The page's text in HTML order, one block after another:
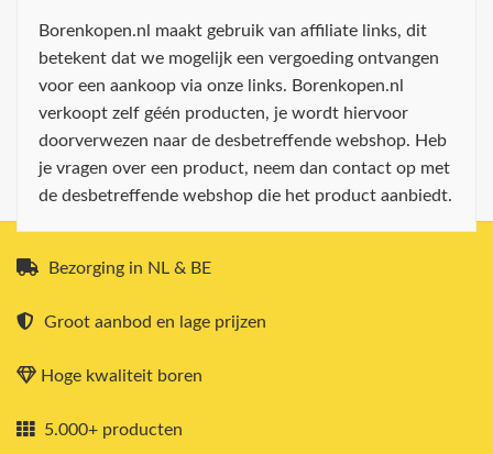
Borenkopen.nl maakt gebruik van affiliate links, dit
betekent dat we mogelijk een vergoeding ontvangen
voor een aankoop via onze links. Borenkopen.nl
verkoopt zelf géén producten, je wordt hiervoor
doorverwezen naar de desbetreffende webshop. Heb
je vragen over een product, neem dan contact op met
de desbetreffende webshop die het product aanbiedt.
Bezorging in NL & BE
Groot aanbod en lage prijzen
Hoge kwaliteit boren
5.000+ producten